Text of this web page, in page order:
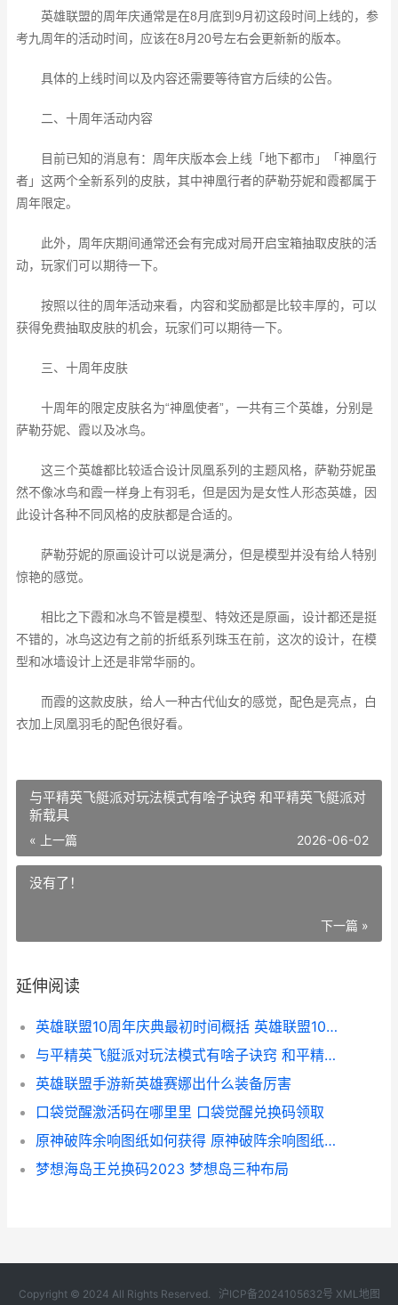
英雄联盟的周年庆通常是在8月底到9月初这段时间上线的，参
考九周年的活动时间，应该在8月20号左右会更新新的版本。
具体的上线时间以及内容还需要等待官方后续的公告。
二、十周年活动内容
目前已知的消息有：周年庆版本会上线「地下都市」「神凰行
者」这两个全新系列的皮肤，其中神凰行者的萨勒芬妮和霞都属于
周年限定。
此外，周年庆期间通常还会有完成对局开启宝箱抽取皮肤的活
动，玩家们可以期待一下。
按照以往的周年活动来看，内容和奖励都是比较丰厚的，可以
获得免费抽取皮肤的机会，玩家们可以期待一下。
三、十周年皮肤
十周年的限定皮肤名为“神凰使者”，一共有三个英雄，分别是
萨勒芬妮、霞以及冰鸟。
这三个英雄都比较适合设计凤凰系列的主题风格，萨勒芬妮虽
然不像冰鸟和霞一样身上有羽毛，但是因为是女性人形态英雄，因
此设计各种不同风格的皮肤都是合适的。
萨勒芬妮的原画设计可以说是满分，但是模型并没有给人特别
惊艳的感觉。
相比之下霞和冰鸟不管是模型、特效还是原画，设计都还是挺
不错的，冰鸟这边有之前的折纸系列珠玉在前，这次的设计，在模
型和冰墙设计上还是非常华丽的。
而霞的这款皮肤，给人一种古代仙女的感觉，配色是亮点，白
衣加上凤凰羽毛的配色很好看。
与平精英飞艇派对玩法模式有啥子诀窍 和平精英飞艇派对
新载具
« 上一篇 2026-06-02
没有了！
下一篇 »
延伸阅读
英雄联盟10周年庆典最初时间概括 英雄联盟10周年战斗之夜宝箱
与平精英飞艇派对玩法模式有啥子诀窍 和平精英飞艇派对新载具
英雄联盟手游新英雄赛娜出什么装备厉害
口袋觉醒激活码在哪里里 口袋觉醒兑换码领取
原神破阵余响图纸如何获得 原神破阵余响图纸怎么获得
梦想海岛王兑换码2023 梦想岛三种布局
Copyright © 2024 All Rights Reserved. 沪ICP备2024105632号 XML地图